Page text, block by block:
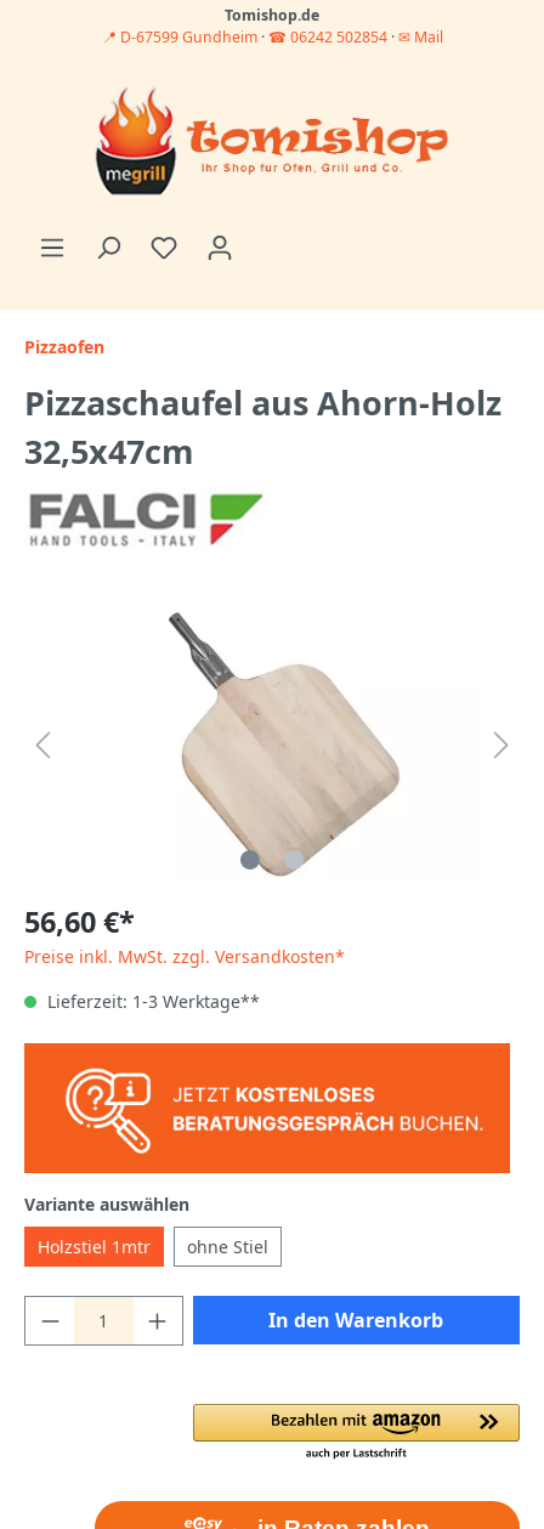
Tomishop.de
📍 D-67599 Gundheim · ☎ 06242 502854·✉ Mail
Pizzaofen
Pizzaschaufel aus Ahorn-Holz
32,5x47cm
56,60 €*
Preise inkl. MwSt. zzgl. Versandkosten*
Lieferzeit: 1-3 Werktage**
Variante auswählen
Holzstiel 1mtr
ohne Stiel
In den Warenkorb